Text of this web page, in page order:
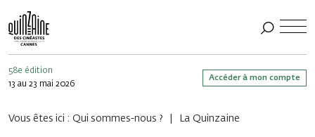
58e édition
13 au 23 mai 2026
Accéder à mon compte
Vous êtes ici : Qui sommes-nous ? La Quinzaine